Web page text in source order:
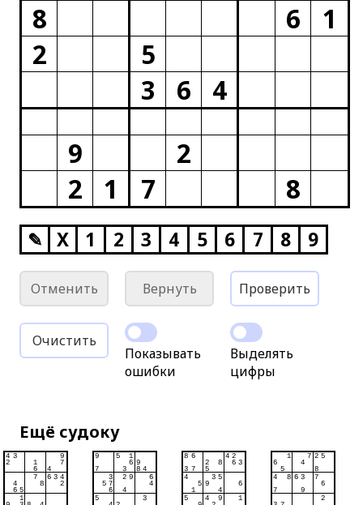
8
6
1
2
5
3
6
4
9
2
2
1 7 8
✎ X 1 2 3 4 5 6 7 8 9
Отменить Вернуть Проверить
Очистить
Показывать
ошибки
Выделять
цифры
Ещё судоку